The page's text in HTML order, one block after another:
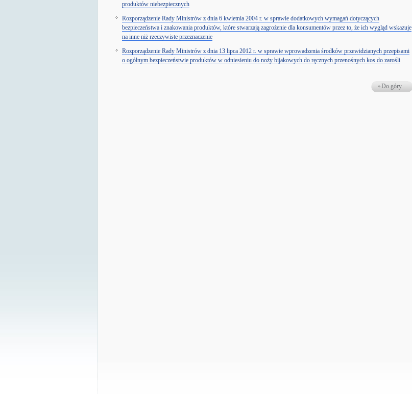
produktów niebezpiecznych
Rozporządzenie Rady Ministrów z dnia 6 kwietnia 2004 r. w sprawie dodatkowych wymagań dotyczących
bezpieczeństwa i znakowania produktów, które stwarzają zagrożenie dla konsumentów przez to, że ich wygląd wskazuje
na inne niż rzeczywiste przeznaczenie
Rozporządzenie Rady Ministrów z dnia 13 lipca 2012 r. w sprawie wprowadzenia środków przewidzianych przepisami
o ogólnym bezpieczeństwie produktów w odniesieniu do noży bijakowych do ręcznych przenośnych kos do zarośli
Do góry